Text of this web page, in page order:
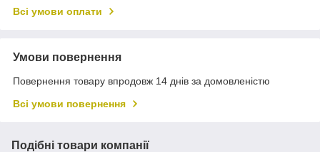
Всі умови оплати
Умови повернення
Повернення товару впродовж 14 днів за домовленістю
Всі умови повернення
Подібні товари компанії